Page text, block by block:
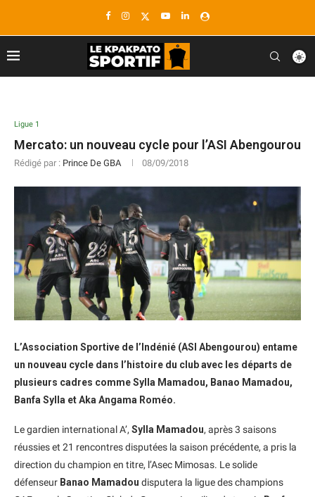
Ligue 1
Mercato: un nouveau cycle pour l’ASI Abengourou
Rédigé par : Prince De GBA 08/09/2018
L’Association Sportive de l’Indénié (ASI Abengourou) entame
un nouveau cycle dans l’histoire du club avec les départs de
plusieurs cadres comme Sylla Mamadou, Banao Mamadou,
Banfa Sylla et Aka Angama Roméo.
Le gardien international A’, Sylla Mamadou, après 3 saisons
réussies et 21 rencontres disputées la saison précédente, a pris la
direction du champion en titre, l’Asec Mimosas. Le solide
défenseur Banao Mamadou disputera la ligue des champions